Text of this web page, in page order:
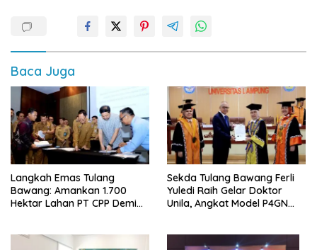
Baca Juga
Langkah Emas Tulang
Bawang: Amankan 1.700
Hektar Lahan PT CPP Demi
Sekda Tulang Bawang Ferli
Yuledi Raih Gelar Doktor
Unila, Angkat Model P4GN